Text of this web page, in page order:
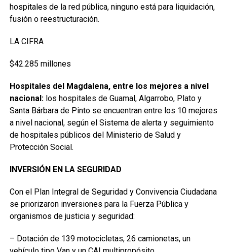
hospitales de la red pública, ninguno está para liquidación,
fusión o reestructuración.
LA CIFRA
$42.285 millones
Hospitales del Magdalena, entre los mejores a nivel
nacional: los hospitales de Guamal, Algarrobo, Plato y
Santa Bárbara de Pinto se encuentran entre los 10 mejores
a nivel nacional, según el Sistema de alerta y seguimiento
de hospitales públicos del Ministerio de Salud y
Protección Social.
INVERSIÓN EN LA SEGURIDAD
Con el Plan Integral de Seguridad y Convivencia Ciudadana
se priorizaron inversiones para la Fuerza Pública y
organismos de justicia y seguridad:
– Dotación de 139 motocicletas, 26 camionetas, un